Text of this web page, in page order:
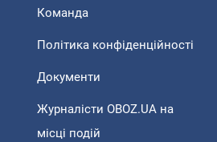
Команда
Політика конфіденційності
Документи
Журналісти OBOZ.UA на
місці подій